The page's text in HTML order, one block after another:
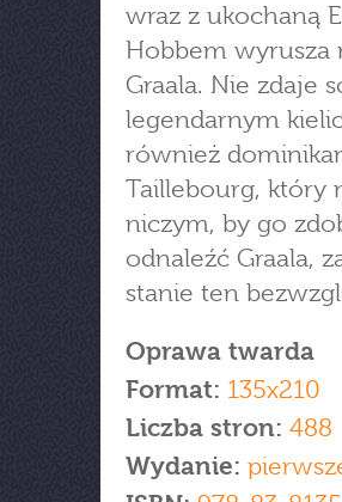
wraz z ukochaną
Hobbem wyrusza
Graala. Nie zdaje
legendarnym
również
Taillebourg, który
niczym, by go
odnaleźć Graala,
stanie ten
Oprawa twarda
Format: 135x210
Liczba stron: 488
Wydanie: